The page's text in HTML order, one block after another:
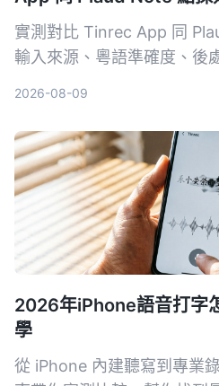
實測對比 Tinrec App 同
輸入來源、粵語準確度、後
2026-08-09
2026年iPhone語音打字
學
從 iPhone 內建聽寫到專業